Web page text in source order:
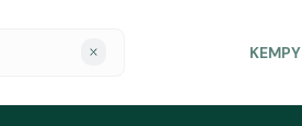
KEMPY